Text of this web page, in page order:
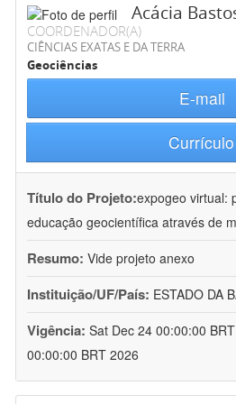
Acácia
COORDENADOR(A)
CIÊNCIAS EXATAS E DA TERRA
Geociências
E-mail
Currículo
Título do Projeto:expogeo virtual:
educação geocientífica através de
Resumo: Vide projeto anexo
Instituição/UF/País: ESTADO DA
Vigência: Sat Dec 24 00:00:00
00:00:00 BRT 2026